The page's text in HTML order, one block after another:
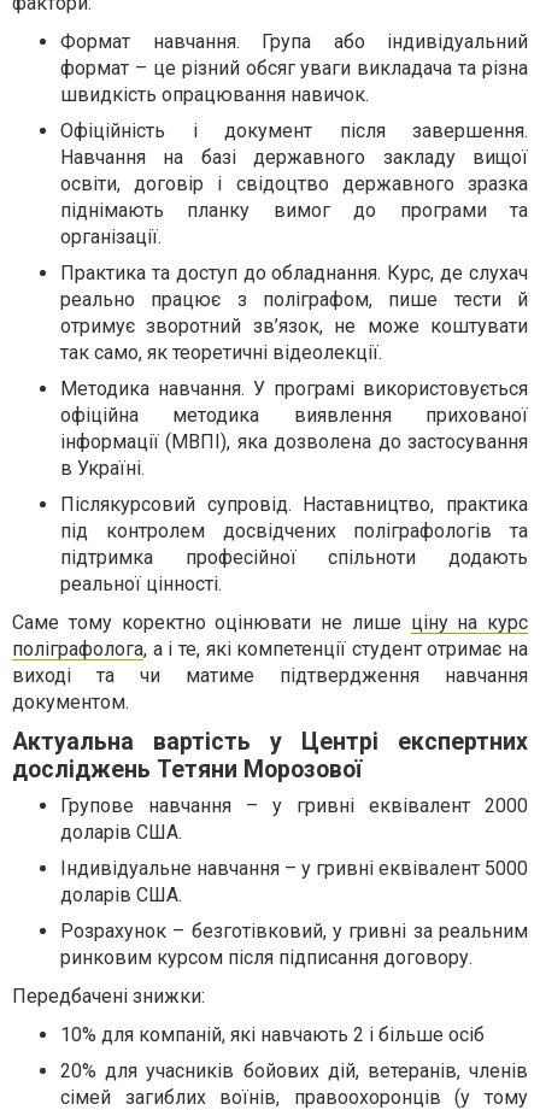
Формат навчання. Група або індивідуальний
формат – це різний обсяг уваги викладача та різна
швидкість опрацювання навичок.
Офіційність і документ після завершення.
Навчання на базі державного закладу вищої
освіти, договір і свідоцтво державного зразка
піднімають планку вимог до програми та
організації.
Практика та доступ до обладнання. Курс, де слухач
реально працює з поліграфом, пише тести й
отримує зворотний зв’язок, не може коштувати
так само, як теоретичні відеолекції.
Методика навчання. У програмі використовується
офіційна методика виявлення прихованої
інформації (МВПІ), яка дозволена до застосування
в Україні.
Післякурсовий супровід. Наставництво, практика
під контролем досвідчених поліграфологів та
підтримка професійної спільноти додають
реальної цінності.
Саме тому коректно оцінювати не лише ціну на курс
поліграфолога, а і те, які компетенції студент отримає на
виході та чи матиме підтвердження навчання
документом.
Актуальна вартість у Центрі експертних
досліджень Тетяни Морозової
Групове навчання – у гривні еквівалент 2000
доларів США.
Індивідуальне навчання – у гривні еквівалент 5000
доларів США.
Розрахунок – безготівковий, у гривні за реальним
ринковим курсом після підписання договору.
Передбачені знижки:
10% для компаній, які навчають 2 і більше осіб
20% для учасників бойових дій, ветеранів, членів
сімей загиблих воїнів, правоохоронців (у тому